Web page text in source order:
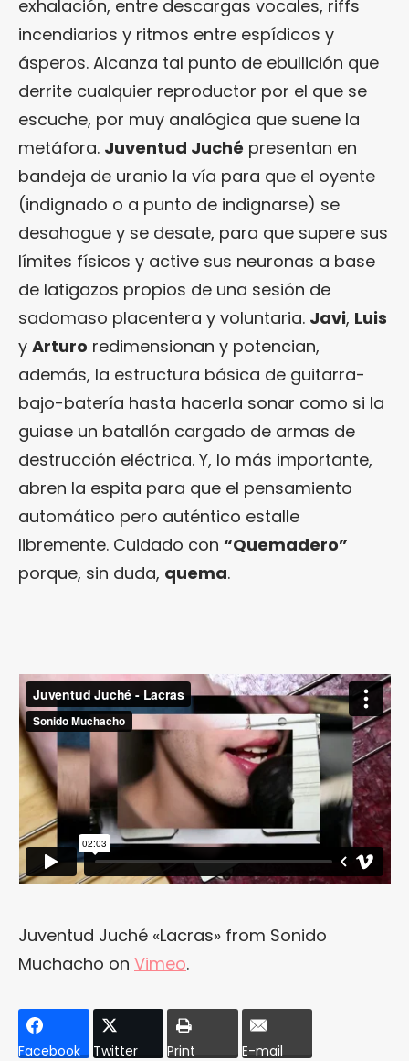
exhalación, entre descargas vocales, riffs
incendiarios y ritmos entre espídicos y
ásperos. Alcanza tal punto de ebullición que
derrite cualquier reproductor por el que se
escuche, por muy analógica que suene la
metáfora. Juventud Juché presentan en
bandeja de uranio la vía para que el oyente
(indignado o a punto de indignarse) se
desahogue y se desate, para que supere sus
límites físicos y active sus neuronas a base
de latigazos propios de una sesión de
sadomaso placentera y voluntaria. Javi, Luis
y Arturo redimensionan y potencian,
además, la estructura básica de guitarra-
bajo-batería hasta hacerla sonar como si la
guiase un batallón cargado de armas de
destrucción eléctrica. Y, lo más importante,
abren la espita para que el pensamiento
automático pero auténtico estalle
libremente. Cuidado con “Quemadero”
porque, sin duda, quema.
Juventud Juché «Lacras» from Sonido
Muchacho on Vimeo.
Facebook Twitter Print E-mail